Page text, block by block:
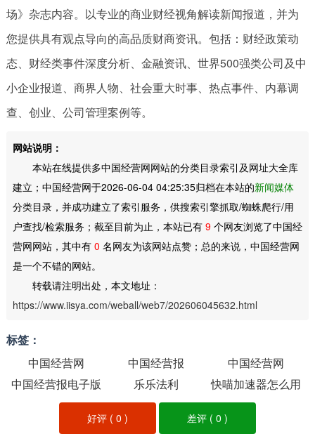
场》杂志内容。以专业的商业财经视角解读新闻报道，并为
您提供具有观点导向的高品质财商资讯。包括：财经政策动
态、财经类事件深度分析、金融资讯、世界500强类公司及中
小企业报道、商界人物、社会重大时事、热点事件、内幕调
查、创业、公司管理案例等。
网站说明：
本站在线提供多中国经营网网站的分类目录索引及网址大全库
建立；中国经营网于2026-06-04 04:25:35归档在本站的新闻媒体
分类目录，并成功建立了索引服务，供搜索引擎抓取/蜘蛛爬行/用
户查找/检索服务；截至目前为止，本站已有 9个网友浏览了中国经
营网网站，其中有 0 名网友为该网站点赞；总的来说，中国经营网
是一个不错的网站。
转载请注明出处，本文地址：
https://www.iisya.com/weball/web7/202606045632.html
标签：
中国经营网
中国经营报
中国经营网
中国经营报电子版
乐乐法利 快喵加速器怎么用
好评 (0 ) 差评 ( 0 )